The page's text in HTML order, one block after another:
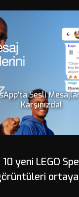
Sesli
Karşınızda!
yeni LEGO
ortaya